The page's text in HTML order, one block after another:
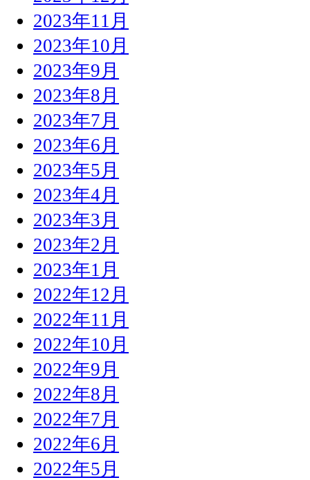
2023年11月
2023年10月
2023年9月
2023年8月
2023年7月
2023年6月
2023年5月
2023年4月
2023年3月
2023年2月
2023年1月
2022年12月
2022年11月
2022年10月
2022年9月
2022年8月
2022年7月
2022年6月
2022年5月